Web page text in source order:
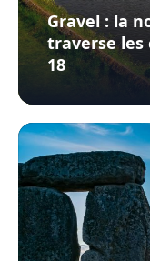
Gravel : la
traverse les
18